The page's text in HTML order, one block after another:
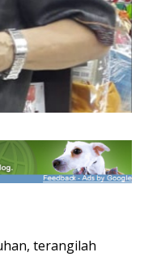
terangilah